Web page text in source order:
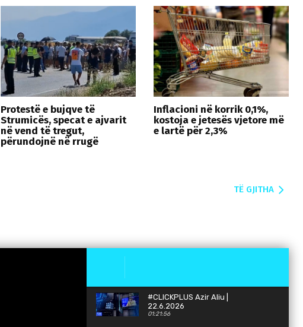
Protestë e bujqve të
Strumicës, specat e ajvarit
në vend të tregut,
përundojnë në rrugë
Inflacioni në korrik 0,1%,
kostoja e jetesës vjetore më
e lartë për 2,3%
TË GJITHA
#CLICKPLUS Azir Aliu |
22.6.2026
01:21:56